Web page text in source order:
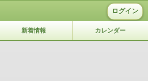
ログイン
新着情報 カレンダー